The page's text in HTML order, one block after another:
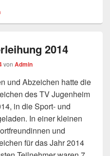
2014
von Admin
und Abzeichen hatte die
des TV Jugenheim
in die Sport- und
In einer kleinen
und
für das Jahr 2014